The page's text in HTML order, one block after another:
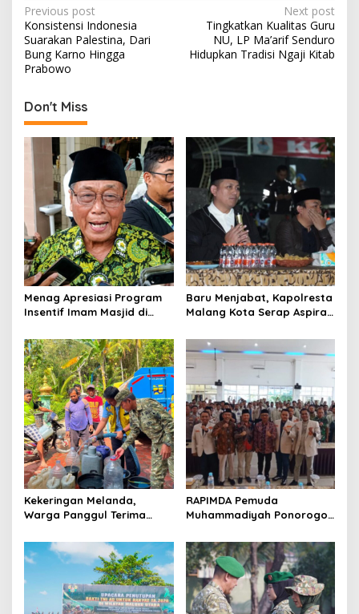
P
o
s
t
n
a
v
g
a
t
i
o
n
Previous post
Konsistensi Indonesia
Suarakan Palestina, Dari
Bung Karno Hingga
Prabowo
Next post
Tingkatkan Kualitas Guru
NU, LP Ma’arif Senduro
Hidupkan Tradisi Ngaji Kitab
Don't Miss
Menag Apresiasi Program
Insentif Imam Masjid di
Model Nasional
Baru Menjabat, Kapolresta
Malang Kota Serap Aspirasi
Kamtibmas
Kekeringan Melanda,
Warga Panggul Terima
RAPIMDA Pemuda
Muhammadiyah Ponorogo
Kebangsaan Berbasis
Integritas